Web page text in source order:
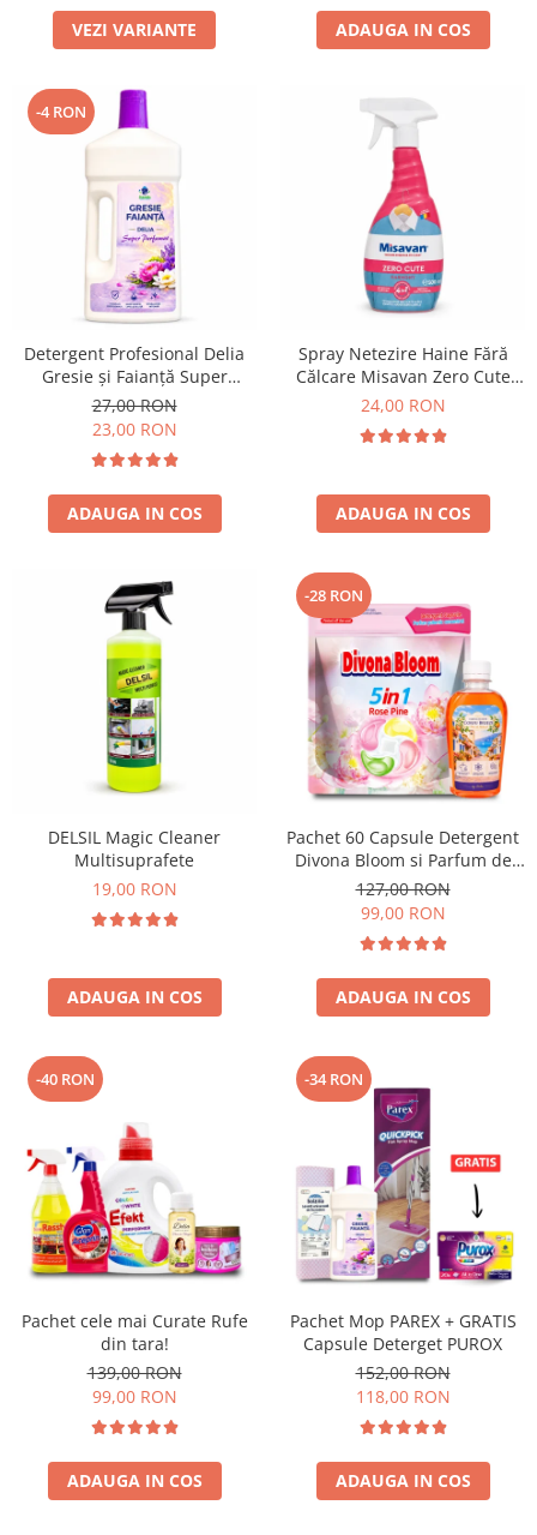
VEZI VARIANTE ADAUGA IN COS
-4 RON
Detergent Profesional Delia
Gresie și Faianță Super
Parfumat 1L
27,00 RON
23,00 RON
ADAUGA IN COS
Spray Netezire Haine Fără
Călcare Misavan Zero Cute
Harmony Parfum Discret 500
24,00 RON
ADAUGA IN COS
DELSIL Magic Cleaner
Multisuprafete
19,00 RON
ADAUGA IN COS
-28 RON
Pachet 60 Capsule Detergent
Divona Bloom si Parfum de
Rufe Corfu Breeze by Delia
200 ml
127,00 RON
99,00 RON
ADAUGA IN COS
-40 RON
Pachet cele mai Curate Rufe
din tara!
139,00 RON
99,00 RON
ADAUGA IN COS
-34 RON
Pachet Mop PAREX + GRATIS
Capsule Deterget PUROX
152,00 RON
118,00 RON
ADAUGA IN COS